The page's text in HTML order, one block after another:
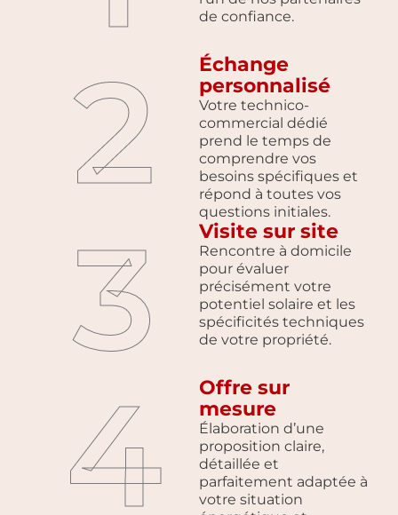
de confiance.
2
Échange
personnalisé
Votre technico-
commercial dédié
prend le temps de
comprendre vos
besoins spécifiques et
répond à toutes vos
questions initiales.
3 Visite sur site
Rencontre à domicile
pour évaluer
précisément votre
potentiel solaire et les
spécificités techniques
de votre propriété.
4
Offre sur
mesure
Élaboration d’une
proposition claire,
détaillée et
parfaitement adaptée à
votre situation